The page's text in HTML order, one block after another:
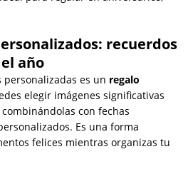
recuerdos
año
es un regalo
elegir imágenes significativas
con fechas
Es una forma
felices mientras organizas tu